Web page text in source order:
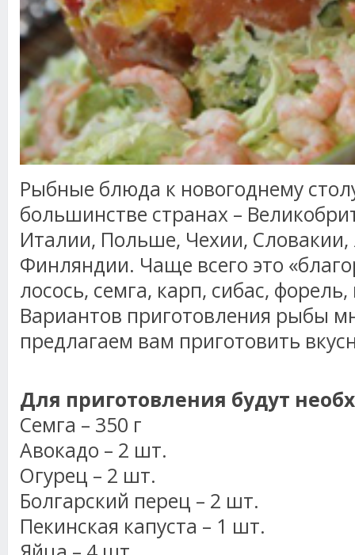
Рыбные блюда к новогоднему
большинстве странах –
Италии, Польше, Чехии,
Финляндии. Чаще всего это
лосось, семга, карп, сибас,
Вариантов приготовления рыбы
предлагаем вам приготовить
Для приготовления будут
Семга – 350 г
Авокадо – 2 шт.
Огурец – 2 шт.
Болгарский перец – 2 шт.
Пекинская капуста – 1 шт.